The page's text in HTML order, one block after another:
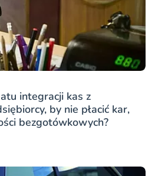
integracji kas z
by nie płacić kar,
bezgotówkowych?